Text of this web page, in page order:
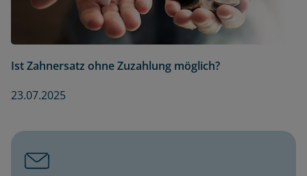
Ist Zahnersatz ohne Zuzahlung möglich?
23.07.2025